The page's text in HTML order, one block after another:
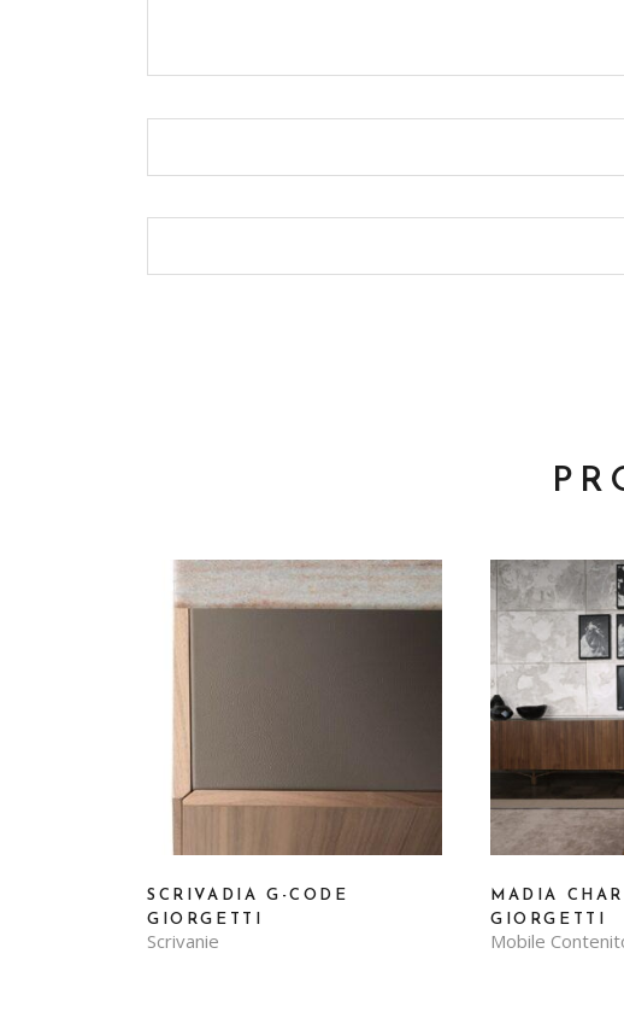
SCRIVADIA G-CODE
GIORGETTI
Scrivanie
MADIA
GIORGETTI
Mobile